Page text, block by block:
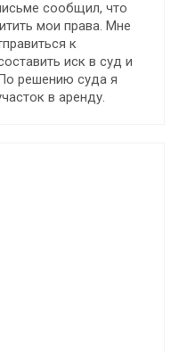
сообщил, что
мои права. Мне
к
иск в суд и
решению суда я
в аренду.